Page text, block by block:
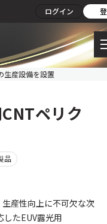
ログイン
生産設備を設置
ペリク
品
産性向上に不可欠な次
したEUV露光用